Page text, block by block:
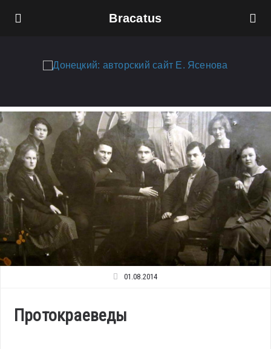
Bracatus
01.08.2014
Протокраеведы